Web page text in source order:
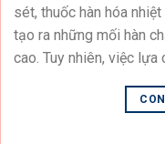
sét, thuốc hàn hóa
tạo ra những mối hàn
cao. Tuy nhiên, việc lựa